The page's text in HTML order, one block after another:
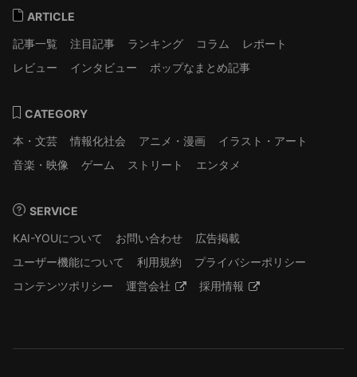
ARTICLE
記事一覧
注目記事 ランキング コラム
レポート
レビュー
インタビュー ポップなまとめ記事
CATEGORY
本・文芸
情報化社会 アニメ・漫画
イラスト・アート
音楽・映像
ゲーム ストリート エンタメ
SERVICE
KAI-YOUについて
お問い合わせ
広告掲載
ユーザー機能について
利用規約
プライバシーポリシー
コンテンツポリシー
運営会社 採用情報